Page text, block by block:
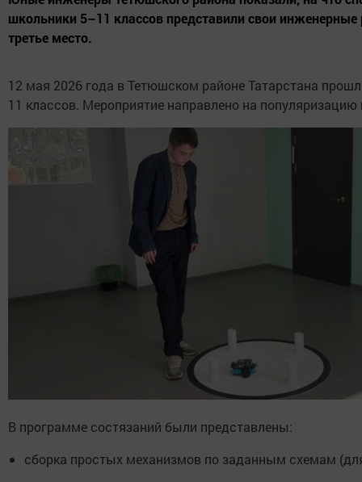
школьники 5–11 классов представили свои
третье место.
12 мая 2026 года в Тетюшском районе Татарстана
11 классов. Мероприятие направлено на
В программе состязаний были представлены:
сборка простых механизмов по заданным схемам